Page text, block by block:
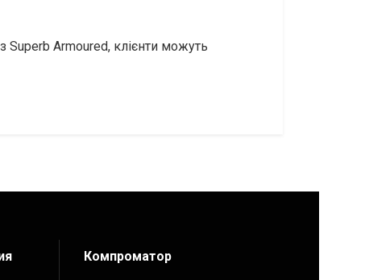
Superb Armoured, клієнти можуть
Компроматор